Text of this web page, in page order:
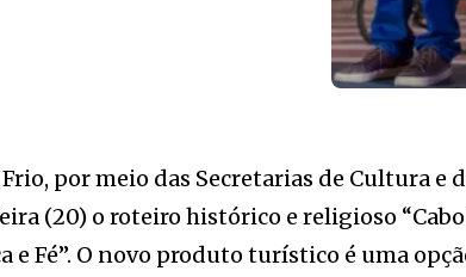
por meio das Secretarias de Cultura e
(20) o roteiro histórico e religioso
e Fé”. O novo produto turístico é uma